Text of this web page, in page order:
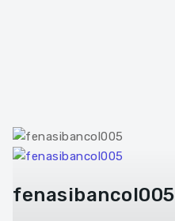
fenasibancol005